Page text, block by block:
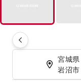
宮城県
岩沼市